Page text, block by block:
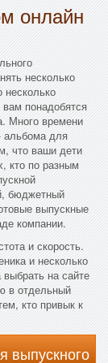
онлайн
несколько
понадобятся
Много времени
альбома для
что ваши дети
кто по разным
бюджетный
выпускные
компании.
и скорость.
и несколько
на сайте
в отдельный
кто привык к
выпускного